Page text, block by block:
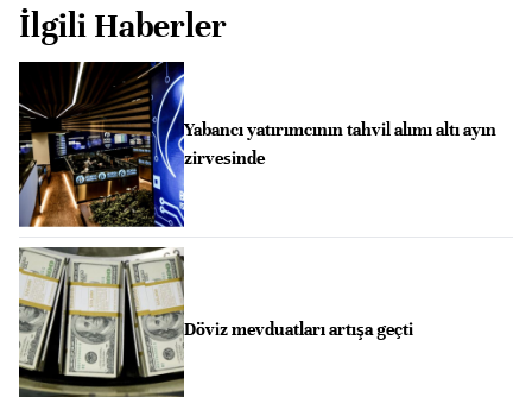
İlgili Haberler
Yabancı yatırımcının tahvil alımı altı ayın
zirvesinde
Döviz mevduatları artışa geçti